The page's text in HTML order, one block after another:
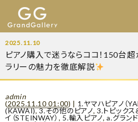
2025.11.10
ピアノ購入で迷うならココ！150台
ラリーの魅力を徹底解説
admin
(2025.11.10 01:00) | 1.ヤマハピアノ（
(KAWAI),3.その他のピアノ,3.トピック
イ（STEINWAY） , 5.輸入ピアノ,a.グラン